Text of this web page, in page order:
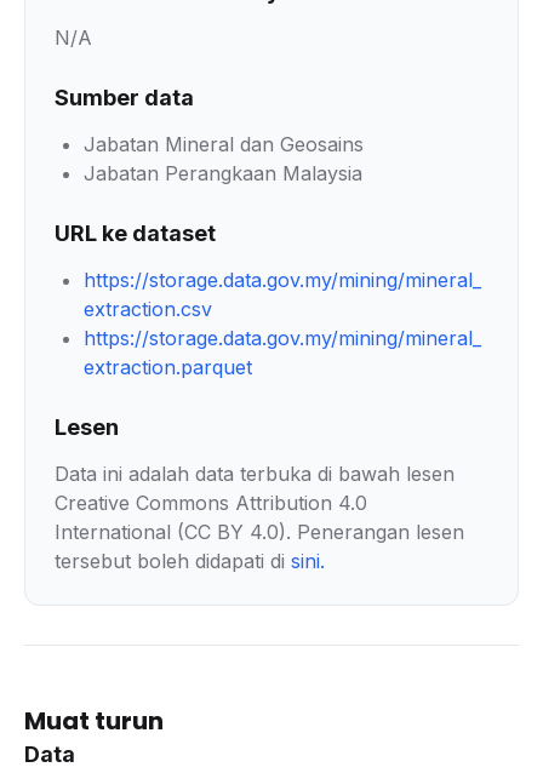
N/A
Sumber data
Jabatan Mineral dan Geosains
Jabatan Perangkaan Malaysia
URL ke dataset
https://storage.data.gov.my/mining/mineral_
extraction.csv
https://storage.data.gov.my/mining/mineral_
extraction.parquet
Lesen
Data ini adalah data terbuka di bawah lesen
Creative Commons Attribution 4.0
International (CC BY 4.0). Penerangan lesen
tersebut boleh didapati di sini.
Muat turun
Data